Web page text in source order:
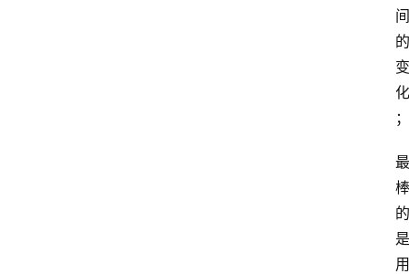
间
的
变
化
；
最
棒
的
是
用